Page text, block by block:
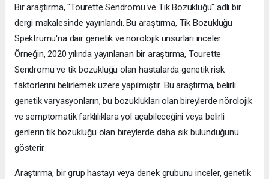
Bir araştırma, "Tourette Sendromu ve Tik Bozukluğu" adlı bir
dergi makalesinde yayınlandı. Bu araştırma, Tik Bozukluğu
Spektrumu'na dair genetik ve nörolojik unsurları inceler.
Örneğin, 2020 yılında yayınlanan bir araştırma, Tourette
Sendromu ve tik bozukluğu olan hastalarda genetik risk
faktörlerini belirlemek üzere yapılmıştır. Bu araştırma, belirli
genetik varyasyonların, bu bozuklukları olan bireylerde nörolojik
ve semptomatik farklılıklara yol açabileceğini veya belirli
genlerin tik bozukluğu olan bireylerde daha sık bulunduğunu
gösterir.
Araştırma, bir grup hastayı veya denek grubunu inceler, genetik